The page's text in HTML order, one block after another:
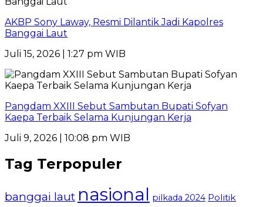
AKBP Sony Laway, Resmi Dilantik Jadi Kapolres
Banggai Laut
Juli 15, 2026 | 1:27 pm WIB
Pangdam XXIII Sebut Sambutan Bupati Sofyan
Kaepa Terbaik Selama Kunjungan Kerja
Juli 9, 2026 | 10:08 pm WIB
Tag Terpopuler
banggai laut nasional pilkada 2024 Politik